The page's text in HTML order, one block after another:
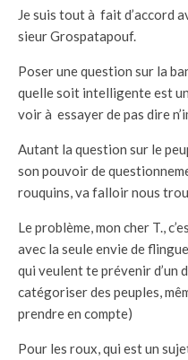
Je suis tout à fait d’accord
sieur Grospatapouf.
Poser une question sur la
quelle soit intelligente est
voir à essayer de pas dire
Autant la question sur le
son pouvoir de
rouquins, va falloir nous
Le problème, mon cher T.,
avec la seule envie de
qui veulent te prévenir d’un
catégoriser des peuples,
prendre en compte)
Pour les roux, qui est un